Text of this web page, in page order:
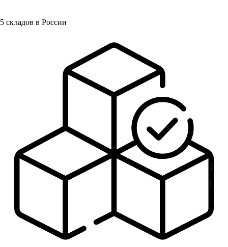
5 складов в России